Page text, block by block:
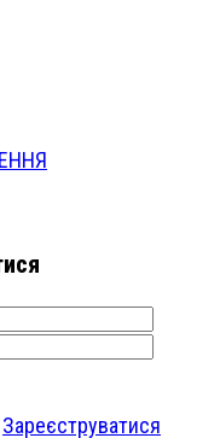
Зареєструватися